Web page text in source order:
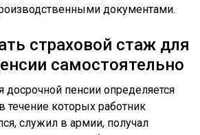
документами.
страховой стаж для
самостоятельно
досрочной пенсии определяется
течение которых работник
служил в армии, получал